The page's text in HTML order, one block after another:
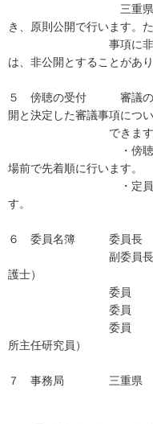
三重県情報公開
き、原則公開で行います。
事項に非開示情報
は、非公開とすることがあり
５ 傍聴の受付 審議の冒
開と決定した審議事項につ
できます
・傍聴の受付は、
場前で先着順に行います。
・定員（５名）に
す。
６ 委員名簿 委員長
副委員長 長谷部
護士）
委員 堤 大三
委員 山田 梨津
委員 山崎 美幸
所主任研究員）
７ 事務局 三重県 県